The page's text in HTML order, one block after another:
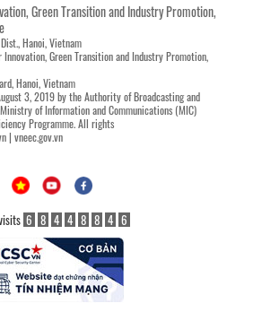
Green Transition and Industry Promotion,
Hanoi, Vietnam
Green Transition and Industry Promotion,
Hanoi, Vietnam
3, 2019 by the Authority of Broadcasting and
of Information and Communications (MIC)
Programme. All rights
| vneec.gov.vn
6 8 4 4 8 8 4 6